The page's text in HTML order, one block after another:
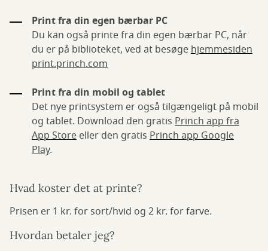
Print fra din egen bærbar PC
Du kan også printe fra din egen bærbar PC, når
du er på biblioteket, ved at besøgehjemmesiden
print.princh.com
Print fra din mobil og tablet
Det nye printsystem er også tilgængeligt på mobil
og tablet. Download den gratis Princh app fra
App Store eller den gratis Princh app Google
Play.
Hvad koster det at printe?
Prisen er 1 kr. for sort/hvid og 2 kr. for farve.
Hvordan betaler jeg?